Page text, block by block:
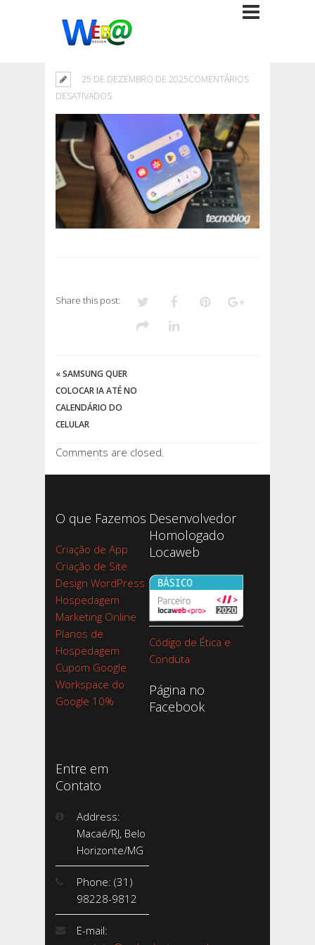
25 DE DEZEMBRO DE 2025COMENTÁRIOS
DESATIVADOSEM
Share this post:
«SAMSUNG QUER
COLOCAR IA ATÉ NO
CALENDÁRIO DO
CELULAR
Comments are closed.
O que Fazemos
Criação de App
Criação de Site
Design WordPress
Hospedagem
Marketing Online
Planos de
Hospedagem
Cupom Google
Workspace do
Google 10%
Desenvolvedor
Homologado
Locaweb
Código de Ética e
Conduta
Página no
Facebook
Entre em
Contato
Address:
Macaé/RJ, Belo
Horizonte/MG
Phone: (31)
98228-9812
E-mail: